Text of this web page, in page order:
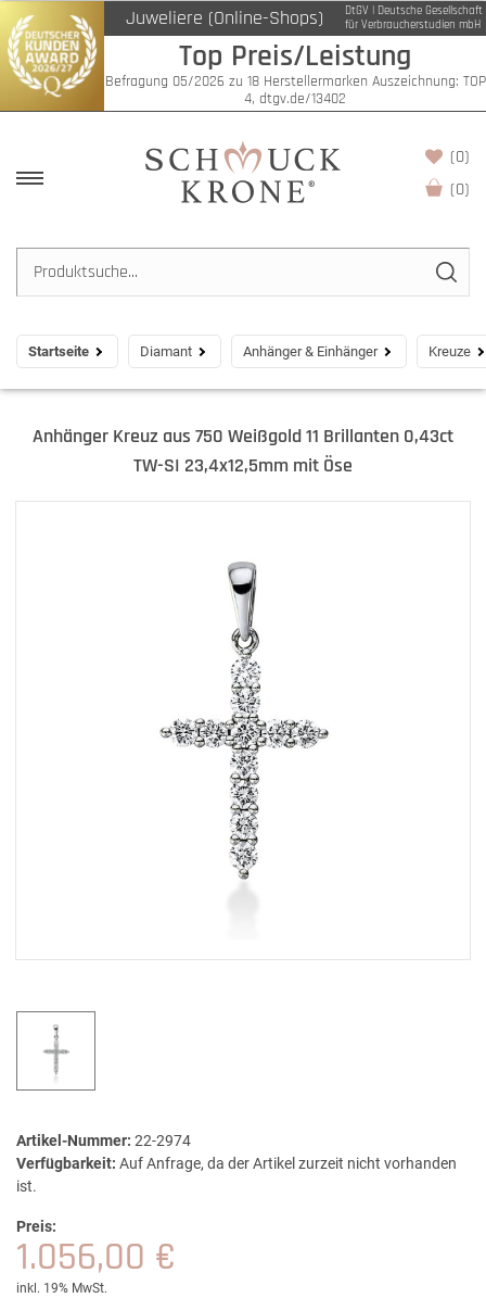
Juweliere (Online-Shops)
DtGV | Deutsche Gesellschaft
für Verbraucherstudien mbH
Top Preis/Leistung
Befragung 05/2026 zu 18 Herstellermarken Auszeichnung: TOP
4, dtgv.de/13402
(0)
(0)
Startseite Diamant Anhänger & Einhänger Kreuze
Anhänger Kreuz aus 750 Weißgold 11 Brillanten 0,43ct
TW-SI 23,4x12,5mm mit Öse
Artikel-Nummer: 22-2974
Verfügbarkeit: Auf Anfrage, da der Artikel zurzeit nicht vorhanden
ist.
Preis:
1.056,00 €
inkl. 19% MwSt.